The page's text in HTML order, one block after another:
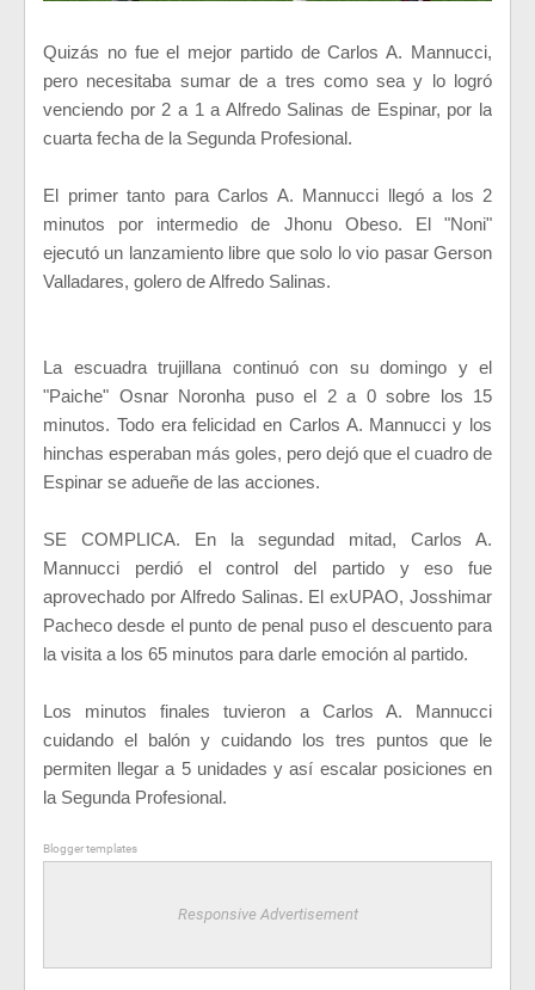
Quizás no fue el mejor partido de Carlos A. Mannucci,
pero necesitaba sumar de a tres como sea y lo logró
venciendo por 2 a 1 a Alfredo Salinas de Espinar, por la
cuarta fecha de la Segunda Profesional.
El primer tanto para Carlos A. Mannucci llegó a los 2
minutos por intermedio de Jhonu Obeso. El "Noni"
ejecutó un lanzamiento libre que solo lo vio pasar Gerson
Valladares, golero de Alfredo Salinas.
La escuadra trujillana continuó con su domingo y el
"Paiche" Osnar Noronha puso el 2 a 0 sobre los 15
minutos. Todo era felicidad en Carlos A. Mannucci y los
hinchas esperaban más goles, pero dejó que el cuadro de
Espinar se adueñe de las acciones.
SE COMPLICA. En la segundad mitad, Carlos A.
Mannucci perdió el control del partido y eso fue
aprovechado por Alfredo Salinas. El exUPAO, Josshimar
Pacheco desde el punto de penal puso el descuento para
la visita a los 65 minutos para darle emoción al partido.
Los minutos finales tuvieron a Carlos A. Mannucci
cuidando el balón y cuidando los tres puntos que le
permiten llegar a 5 unidades y así escalar posiciones en
la Segunda Profesional.
Blogger templates
Responsive Advertisement